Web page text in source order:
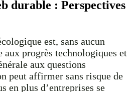
durable : Perspectives
est, sans aucun
aux progrès technologiques et
aux questions
peut affirmer sans risque de
en plus d’entreprises se